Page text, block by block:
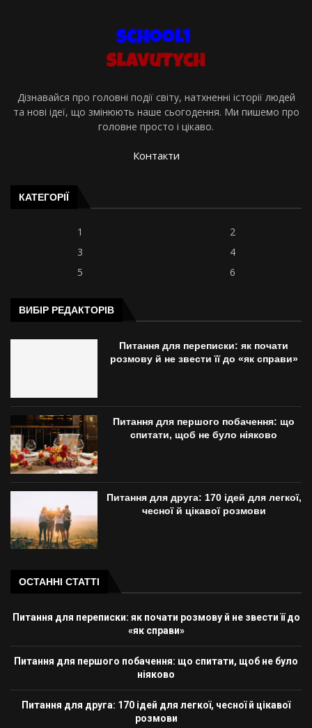
Дізнавайся про головні події світу, натхненні історії людей
та нові ідеї, що змінюють наше сьогодення. Ми пишемо про
головне просто і цікаво.
Контакти
КАТЕГОРІЇ
1
2
3
4
5
6
ВИБІР РЕДАКТОРІВ
Питання для переписки: як почати
розмову й не звести її до «як справи»
Питання для першого побачення: що
спитати, щоб не було ніяково
Питання для друга: 170 ідей для легкої,
чесної й цікавої розмови
ОСТАННІ СТАТТІ
Питання для переписки: як почати розмову й не звести її до
«як справи»
Питання для першого побачення: що спитати, щоб не було
ніяково
Питання для друга: 170 ідей для легкої, чесної й цікавої
розмови